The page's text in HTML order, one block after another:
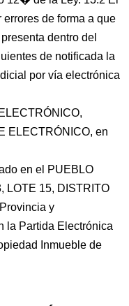
de forma a que
dentro del
de notificada la
por vía electrónica
ELECTRÓNICO, en
en el PUEBLO
LOTE 15, DISTRITO
y
la Partida Electrónica
Inmueble de